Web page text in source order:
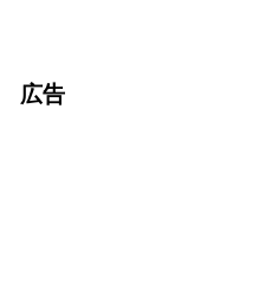
広告